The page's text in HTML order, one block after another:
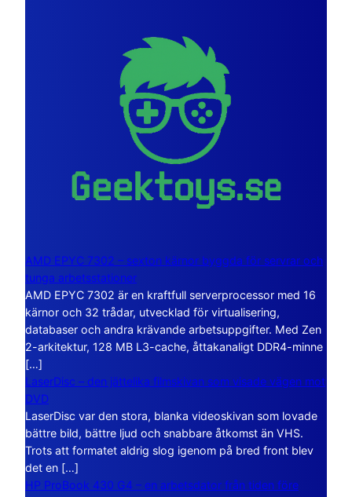
AMD EPYC 7302 – sexton kärnor byggda för servrar och
tunga arbetsstationer
AMD EPYC 7302 är en kraftfull serverprocessor med 16
kärnor och 32 trådar, utvecklad för virtualisering,
databaser och andra krävande arbetsuppgifter. Med Zen
2-arkitektur, 128 MB L3-cache, åttakanaligt DDR4-minne
[…]
LaserDisc – den jättelika filmskivan som visade vägen mot
DVD
LaserDisc var den stora, blanka videoskivan som lovade
bättre bild, bättre ljud och snabbare åtkomst än VHS.
Trots att formatet aldrig slog igenom på bred front blev
det en […]
HP ProBook 430 G4 – en arbetsdator från tiden före